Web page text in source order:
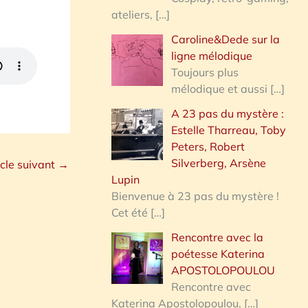
suivant →
ateliers, […]
Caroline&Dede sur la
ligne mélodique
Toujours plus
mélodique et aussi […]
A 23 pas du mystère :
Estelle Tharreau, Toby
Peters, Robert
Silverberg, Arsène
Lupin
Bienvenue à 23 pas du mystère !
Cet été […]
Rencontre avec la
poétesse Katerina
APOSTOLOPOULOU
Rencontre avec
Katerina Apostolopoulou, […]